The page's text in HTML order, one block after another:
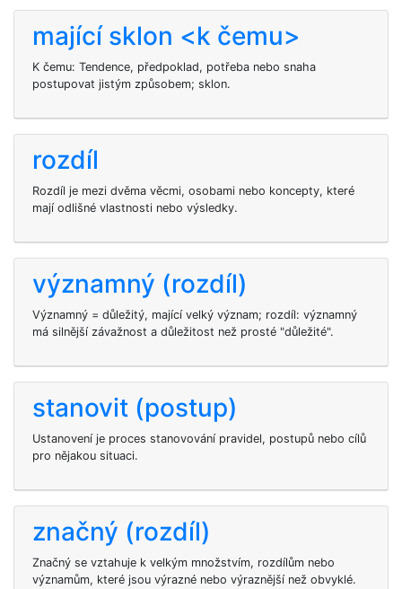
mající sklon <k čemu>
K čemu: Tendence, předpoklad, potřeba nebo snaha
postupovat jistým způsobem; sklon.
rozdíl
Rozdíl je mezi dvěma věcmi, osobami nebo koncepty, které
mají odlišné vlastnosti nebo výsledky.
významný (rozdíl)
Významný = důležitý, mající velký význam; rozdíl: významný
má silnější závažnost a důležitost než prosté "důležité".
stanovit (postup)
Ustanovení je proces stanovování pravidel, postupů nebo cílů
pro nějakou situaci.
značný (rozdíl)
Značný se vztahuje k velkým množstvím, rozdílům nebo
významům, které jsou výrazné nebo výraznější než obvyklé.